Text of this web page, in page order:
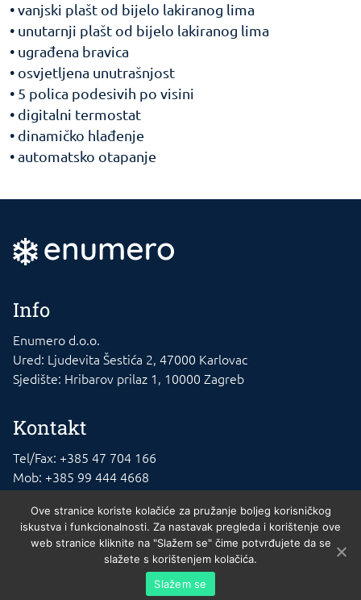
• vanjski plašt od bijelo lakiranog lima
• unutarnji plašt od bijelo lakiranog lima
• ugrađena bravica
• osvjetljena unutrašnjost
• 5 polica podesivih po visini
• digitalni termostat
• dinamičko hlađenje
• automatsko otapanje
Info
Enumero d.o.o.
Ured: Ljudevita Šestića 2, 47000 Karlovac
Sjedište: Hribarov prilaz 1, 10000 Zagreb
Kontakt
Tel/Fax: +385 47 704 166
Mob: +385 99 444 4668
E-mail: info@rashladna-oprema.com
Enumero d.o.o. © 2023. , 10010 Zagreb. MBS 02140721. Trgovački sud u
Zagrebu. Temeljni kapital: 20.000kn uplaćen u cijelosti. Osnivač Nikola Mikša
Ove stranice koriste kolačiće za pružanje boljeg korisničkog
iskustva i funkcionalnosti. Za nastavak pregleda i korištenje ove
web stranice kliknite na "Slažem se" čime potvrđujete da se
slažete s korištenjem kolačića.
Slažem se